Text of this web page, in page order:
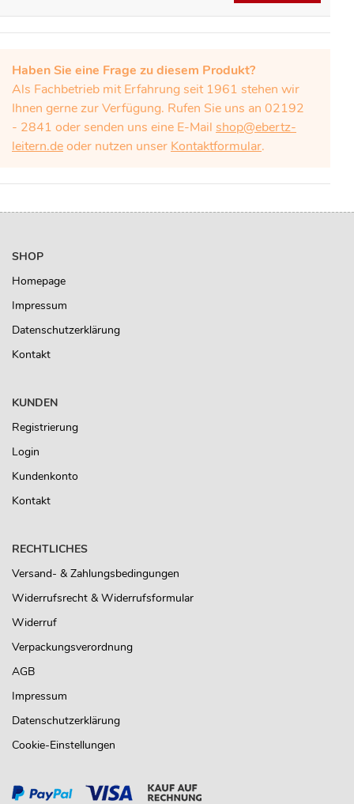
Haben Sie eine Frage zu diesem Produkt?
Als Fachbetrieb mit Erfahrung seit 1961 stehen wir
Ihnen gerne zur Verfügung. Rufen Sie uns an 02192
- 2841 oder senden uns eine E-Mail shop@ebertz-
leitern.deoder nutzen unser Kontaktformular.
SHOP
Homepage
Impressum
Datenschutzerklärung
Kontakt
KUNDEN
Registrierung
Login
Kundenkonto
Kontakt
RECHTLICHES
Versand- & Zahlungsbedingungen
Widerrufsrecht & Widerrufsformular
Widerruf
Verpackungsverordnung
AGB
Impressum
Datenschutzerklärung
Cookie-Einstellungen